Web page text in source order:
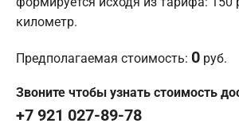
километр.
Предполагаемая стоимость: 0 руб.
Звоните чтобы узнать стоимость
+7 921 027-89-78